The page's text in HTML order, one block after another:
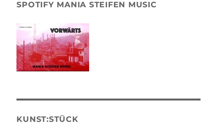
SPOTIFY MANIA STEIFEN MUSIC
KUNST:STÜCK